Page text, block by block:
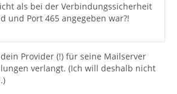
als bei der Verbindungssicherheit
und Port 465 angegeben war?!
Provider (!) für seine Mailserver
verlangt. (Ich will deshalb nicht